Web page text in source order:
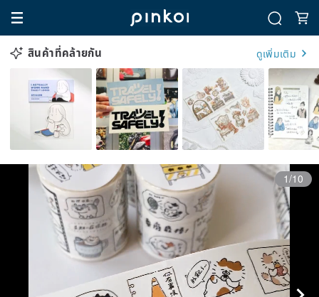
สินค้าที่คล้ายกัน ดูเพิ่มเติม
1/10